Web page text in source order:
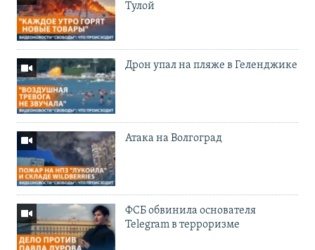
Тулой
Дрон упал на пляже в Геленджике
Атака на Волгоград
ФСБ обвинила основателя
Telegram в терроризме